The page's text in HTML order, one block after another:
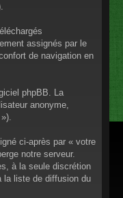
assignés par le
de navigation en
phpBB. La
anonyme,
ci-après par « votre
notre serveur.
à la seule discrétion
la liste de diffusion du